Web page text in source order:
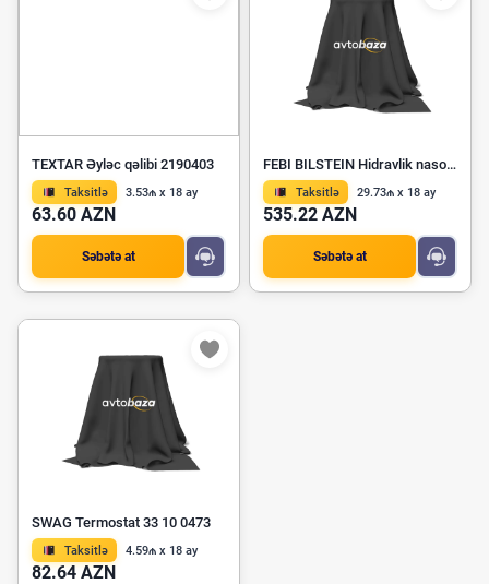
TEXTAR Əyləc qəlibi 2190403
Taksitlə 3.53₼ x 18 ay
63.60 AZN
Səbətə at
FEBI BILSTEIN Hidravlik nasos, sükan 185455
Taksitlə 29.73₼ x 18 ay
535.22 AZN
Səbətə at
SWAG Termostat 33 10 0473
Taksitlə 4.59₼ x 18 ay
82.64 AZN